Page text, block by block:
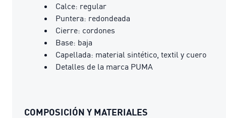
Calce: regular
Puntera: redondeada
Cierre: cordones
Base: baja
Capellada: material sintético, textil y cuero
Detalles de la marca PUMA
COMPOSICIÓN Y MATERIALES